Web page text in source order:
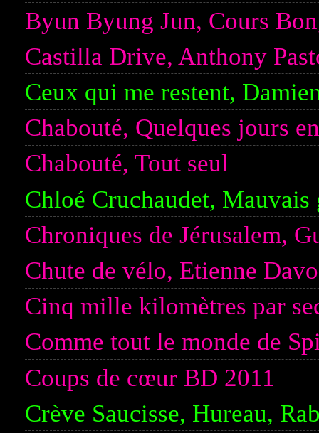
Byun Byung Jun, Cours
Castilla Drive, Anthony
Ceux qui me restent,
Chabouté, Quelques jours
Chabouté, Tout seul
Chloé Cruchaudet, Mauvais
Chroniques de Jérusalem,
Chute de vélo, Etienne
Cinq mille kilomètres par
Comme tout le monde de
Coups de cœur BD 2011
Crève Saucisse, Hureau,